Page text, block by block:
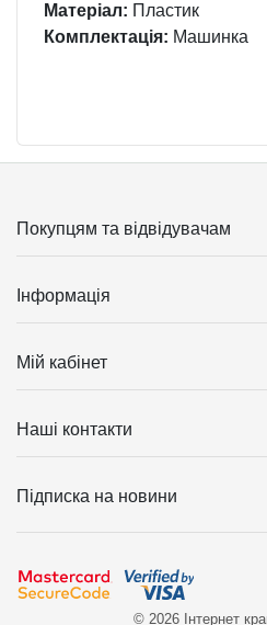
Матеріал: Пластик
Комплектація: Машинка
Покупцям та відвідувачам
Інформація
Мій кабінет
Наші контакти
Підписка на новини
© 2026 Інтернет